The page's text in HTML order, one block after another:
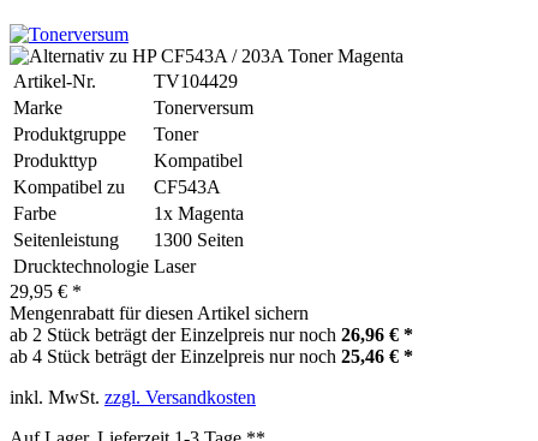
Artikel-Nr.
TV104429
Marke
Tonerversum
Produktgruppe
Toner
Produkttyp
Kompatibel
Kompatibel zu
CF543A
Farbe
1x Magenta
Seitenleistung
1300 Seiten
Drucktechnologie Laser
29,95 € *
Mengenrabatt für diesen Artikel sichern
ab 2 Stück beträgt der Einzelpreis nur noch 26,96 € *
ab 4 Stück beträgt der Einzelpreis nur noch 25,46 € *
inkl. MwSt. zzgl. Versandkosten